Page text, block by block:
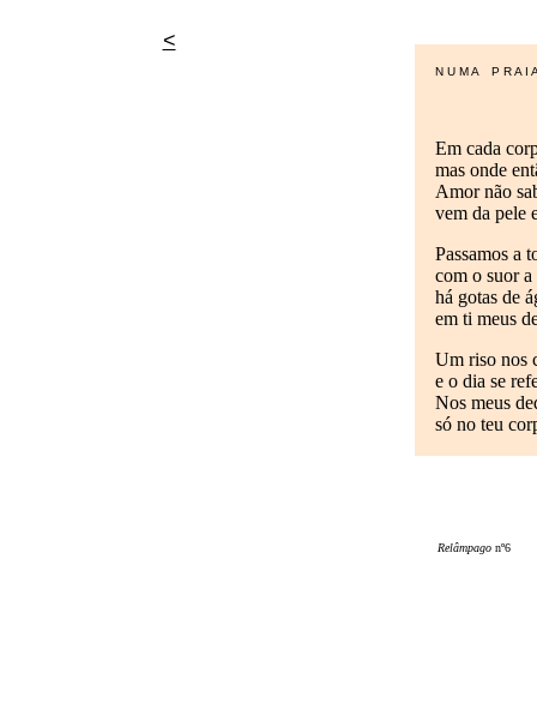
<
N U M A P R A I
Em cada
mas onde
Amor não
vem da pele
Passamos a
com o suor
há gotas de
em ti meus
Um riso nos
e o dia se
Nos meus
só no teu
Relâmpagonº6